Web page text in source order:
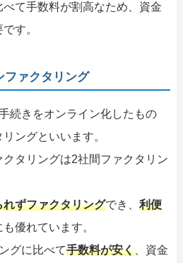
て手数料が割高なため、資金
す。
ファクタリング
続きをオンライン化したもの
ングといいます。
タリングは2社間ファクタリン
れずファクタリングでき、 利便
も優れています。
グに比べて手数料が安く、資金